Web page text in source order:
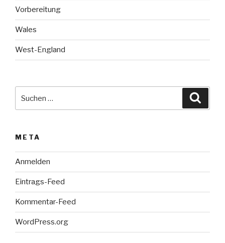
Vorbereitung
Wales
West-England
nach:
META
Anmelden
Eintrags-Feed
Kommentar-Feed
WordPress.org